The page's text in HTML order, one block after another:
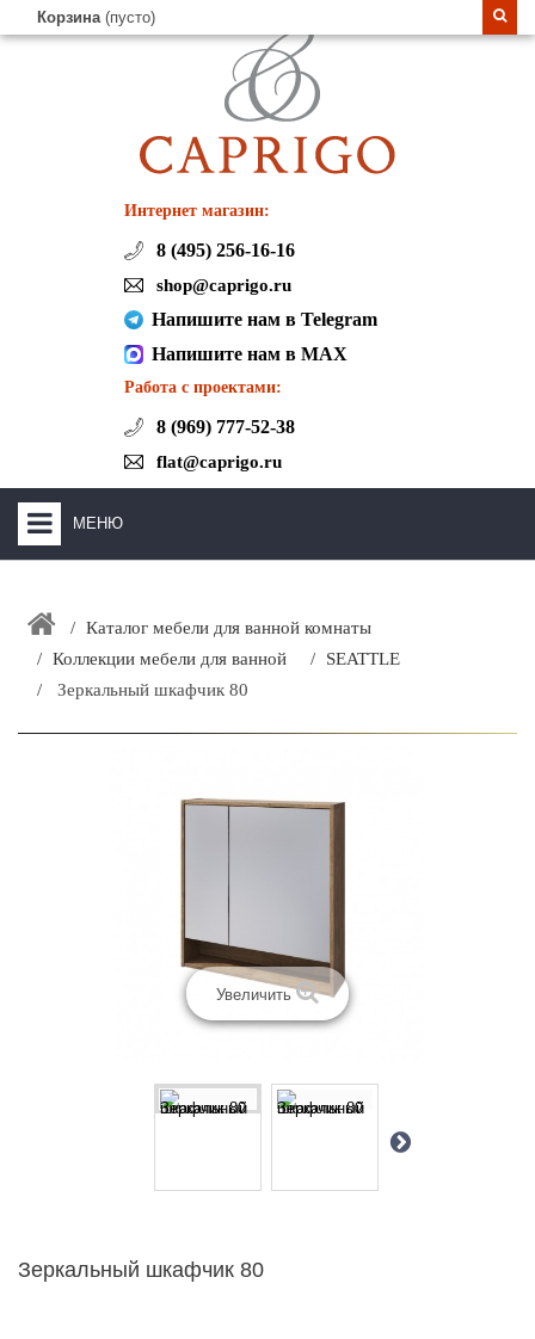
Корзина (пусто)
Интернет магазин:
8 (495) 256-16-16
shop@caprigo.ru
Напишите нам в Telegram
Напишите нам в MAX
Работа с проектами:
8 (969) 777-52-38
flat@caprigo.ru
МЕНЮ
ЗАКАЗАТЬ РАСЧЕТ КУХНИ CAPRIGO
+
Каталог мебели для ванной комнаты
Коллекции мебели для ванной
SEATTLE
Зеркальный шкафчик 80
Увеличить
Зеркальный шкафчик 80